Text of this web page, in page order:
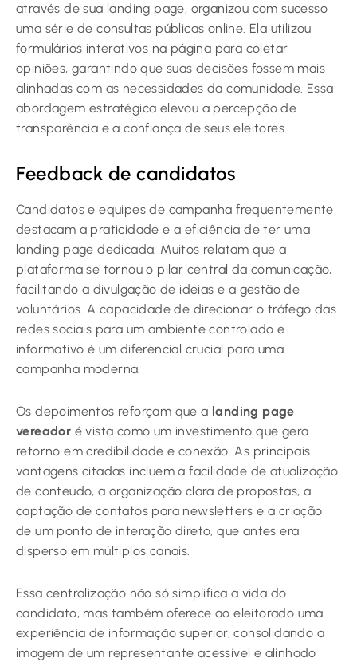
através de sua landing page, organizou com sucesso
uma série de consultas públicas online. Ela utilizou
formulários interativos na página para coletar
opiniões, garantindo que suas decisões fossem mais
alinhadas com as necessidades da comunidade. Essa
abordagem estratégica elevou a percepção de
transparência e a confiança de seus eleitores.
Feedback de candidatos
Candidatos e equipes de campanha frequentemente
destacam a praticidade e a eficiência de ter uma
landing page dedicada. Muitos relatam que a
plataforma se tornou o pilar central da comunicação,
facilitando a divulgação de ideias e a gestão de
voluntários. A capacidade de direcionar o tráfego das
redes sociais para um ambiente controlado e
informativo é um diferencial crucial para uma
campanha moderna.
Os depoimentos reforçam que a landing page
vereador é vista como um investimento que gera
retorno em credibilidade e conexão. As principais
vantagens citadas incluem a facilidade de atualização
de conteúdo, a organização clara de propostas, a
captação de contatos para newsletters e a criação
de um ponto de interação direto, que antes era
disperso em múltiplos canais.
Essa centralização não só simplifica a vida do
candidato, mas também oferece ao eleitorado uma
experiência de informação superior, consolidando a
imagem de um representante acessível e alinhado